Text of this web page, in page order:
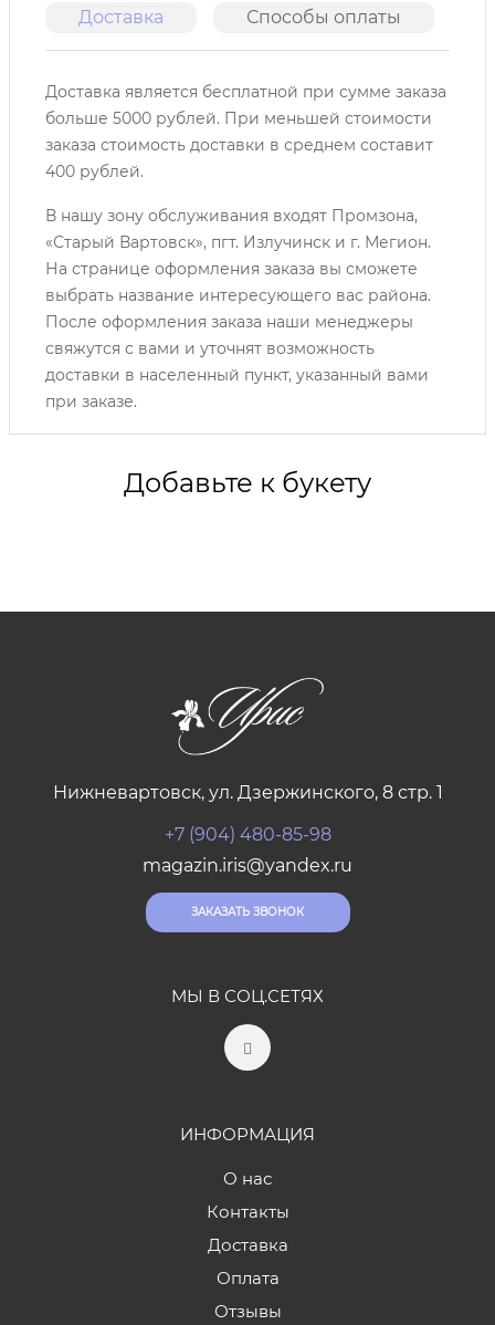
Доставка Способы оплаты
Доставка является бесплатной при сумме заказа
больше 5000 рублей. При меньшей стоимости
заказа стоимость доставки в среднем составит
400 рублей.
В нашу зону обслуживания входят Промзона,
«Старый Вартовск», пгт. Излучинск и г. Мегион.
На странице оформления заказа вы сможете
выбрать название интересующего вас района.
После оформления заказа наши менеджеры
свяжутся с вами и уточнят возможность
доставки в населенный пункт, указанный вами
при заказе.
Добавьте к букету
Нижневартовск, ул. Дзержинского, 8 стр. 1
+7 (904) 480-85-98
magazin.iris@yandex.ru
ЗАКАЗАТЬ ЗВОНОК
МЫ В СОЦ.СЕТЯХ
ИНФОРМАЦИЯ
О нас
Контакты
Доставка
Оплата
Отзывы